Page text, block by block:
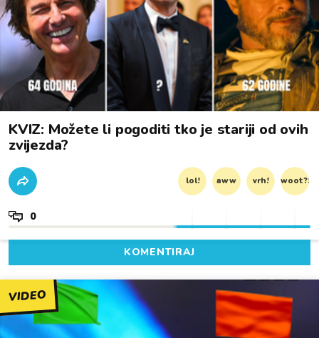
KVIZ: Možete li pogoditi tko je stariji od ovih
zvijezda?
lol! aww vrh! woot?!
0
KOMENTIRAJ
VIDEO